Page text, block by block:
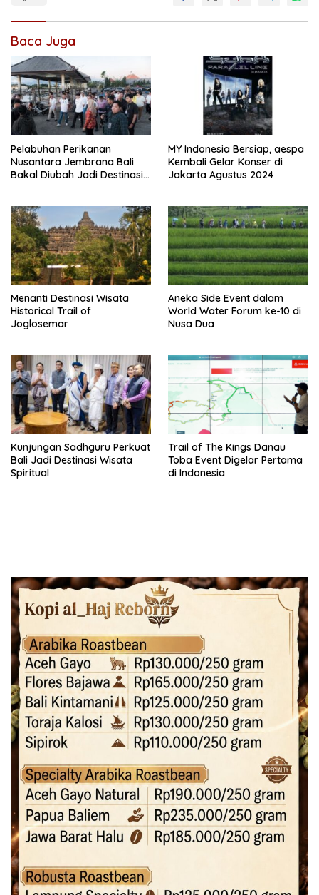
Baca Juga
Pelabuhan Perikanan
Nusantara Jembrana Bali
Bakal Diubah Jadi Destinasi
MY Indonesia Bersiap, aespa
Kembali Gelar Konser di
Jakarta Agustus 2024
Menanti Destinasi Wisata
Historical Trail of
Joglosemar
Aneka Side Event dalam
World Water Forum ke-10 di
Nusa Dua
Kunjungan Sadhguru Perkuat
Bali Jadi Destinasi Wisata
Spiritual
Trail of The Kings Danau
Toba Event Digelar Pertama
di Indonesia